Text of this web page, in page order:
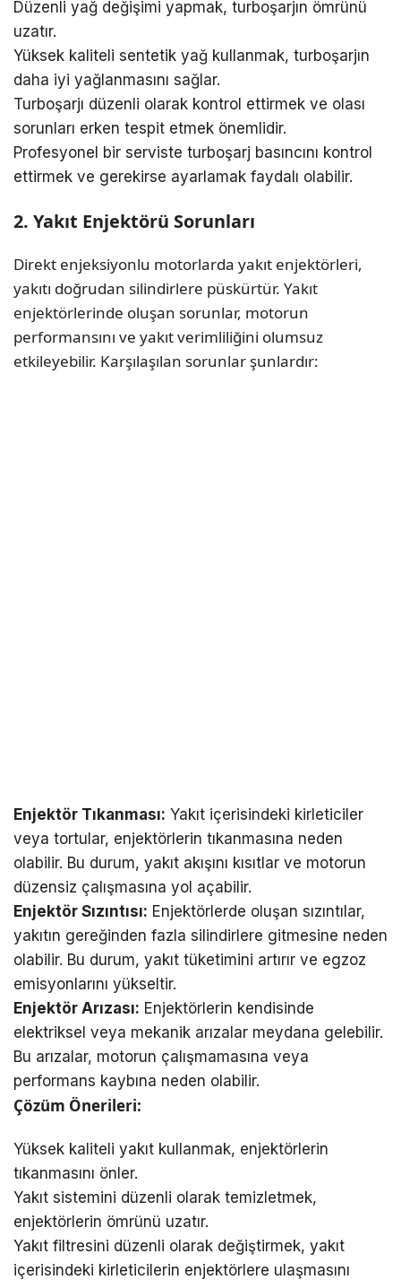
Düzenli yağ değişimi yapmak, turboşarjın ömrünü
uzatır.
Yüksek kaliteli sentetik yağ kullanmak, turboşarjın
daha iyi yağlanmasını sağlar.
Turboşarjı düzenli olarak kontrol ettirmek ve olası
sorunları erken tespit etmek önemlidir.
Profesyonel bir serviste turboşarj basıncını kontrol
ettirmek ve gerekirse ayarlamak faydalı olabilir.
2. Yakıt Enjektörü Sorunları
Direkt enjeksiyonlu motorlarda yakıt enjektörleri,
yakıtı doğrudan silindirlere püskürtür. Yakıt
enjektörlerinde oluşan sorunlar, motorun
performansını ve yakıt verimliliğini olumsuz
etkileyebilir. Karşılaşılan sorunlar şunlardır:
Enjektör Tıkanması: Yakıt içerisindeki kirleticiler
veya tortular, enjektörlerin tıkanmasına neden
olabilir. Bu durum, yakıt akışını kısıtlar ve motorun
düzensiz çalışmasına yol açabilir.
Enjektör Sızıntısı: Enjektörlerde oluşan sızıntılar,
yakıtın gereğinden fazla silindirlere gitmesine neden
olabilir. Bu durum, yakıt tüketimini artırır ve egzoz
emisyonlarını yükseltir.
Enjektör Arızası: Enjektörlerin kendisinde
elektriksel veya mekanik arızalar meydana gelebilir.
Bu arızalar, motorun çalışmamasına veya
performans kaybına neden olabilir.
Çözüm Önerileri:
Yüksek kaliteli yakıt kullanmak, enjektörlerin
tıkanmasını önler.
Yakıt sistemini düzenli olarak temizletmek,
enjektörlerin ömrünü uzatır.
Yakıt filtresini düzenli olarak değiştirmek, yakıt
içerisindeki kirleticilerin enjektörlere ulaşmasını